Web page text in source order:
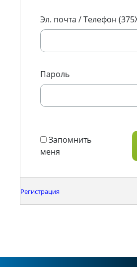
Эл. почта / Телефон
Пароль
Запомнить
меня
Регистрация